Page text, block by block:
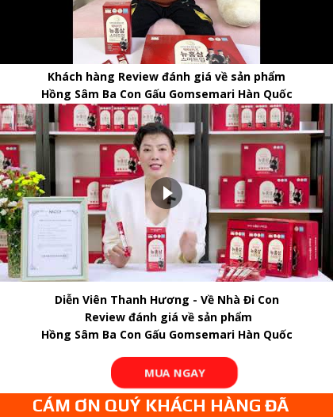
Khách hàng Review đánh giá về sản phẩm
Hồng Sâm Ba Con Gấu Gomsemari Hàn Quốc
Diễn Viên Thanh Hương - Về Nhà Đi Con
Review đánh giá về sản phẩm
Hồng Sâm Ba Con Gấu Gomsemari Hàn Quốc
MUA NGAY
CÁM ƠN QUÝ KHÁCH HÀNG ĐÃ